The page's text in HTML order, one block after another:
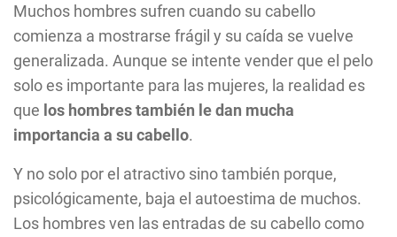
Muchos hombres sufren cuando su cabello
comienza a mostrarse frágil y su caída se vuelve
generalizada. Aunque se intente vender que el pelo
solo es importante para las mujeres, la realidad es
que los hombres también le dan mucha
importancia a su cabello.
Y no solo por el atractivo sino también porque,
psicológicamente, baja el autoestima de muchos.
Los hombres ven las entradas de su cabello como